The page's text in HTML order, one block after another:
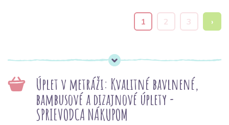
1 2 3 ›
Úplet v metráži: Kvalitné bavlnené,
bambusové a dizajnové úplety -
SPRIEVODCA NÁKUPOM